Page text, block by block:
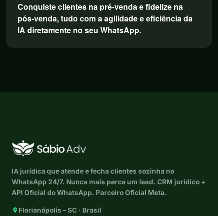
Conquiste clientes na pré-venda e fidelize na
pós-venda, tudo com a agilidade e eficiência da
IA diretamente no seu WhatsApp.
IA jurídica que atende e fecha clientes sozinha no
WhatsApp 24/7. Nunca mais perca um lead. CRM jurídico +
API Oficial do WhatsApp. Parceiro Oficial Meta.
Florianópolis – SC · Brasil